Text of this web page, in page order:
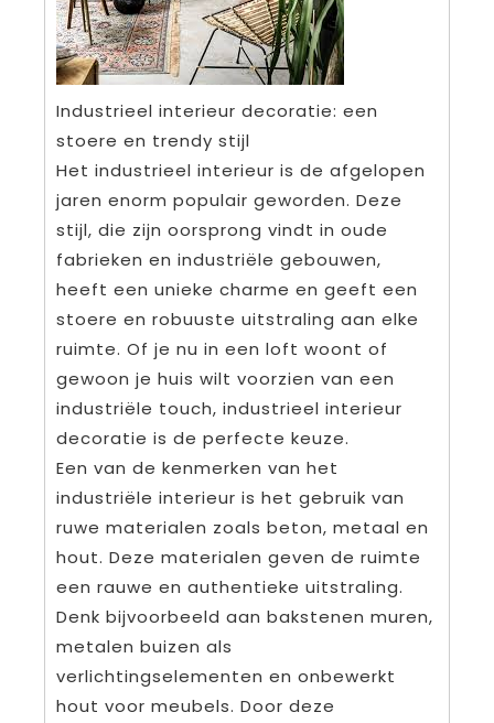
Industrieel interieur decoratie: een
stoere en trendy stijl
Het industrieel interieur is de afgelopen
jaren enorm populair geworden. Deze
stijl, die zijn oorsprong vindt in oude
fabrieken en industriële gebouwen,
heeft een unieke charme en geeft een
stoere en robuuste uitstraling aan elke
ruimte. Of je nu in een loft woont of
gewoon je huis wilt voorzien van een
industriële touch, industrieel interieur
decoratie is de perfecte keuze.
Een van de kenmerken van het
industriële interieur is het gebruik van
ruwe materialen zoals beton, metaal en
hout. Deze materialen geven de ruimte
een rauwe en authentieke uitstraling.
Denk bijvoorbeeld aan bakstenen muren,
metalen buizen als
verlichtingselementen en onbewerkt
hout voor meubels. Door deze